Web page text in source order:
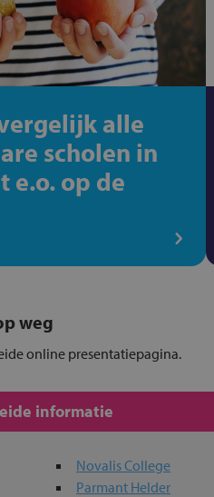
alle
scholen in
e.o. op de
weg
online presentatiepagina.
informatie
Novalis College
Parmant Helder